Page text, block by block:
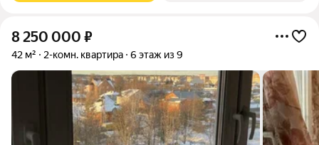
8 250 000 ₽
42 м² 2-комн. квартира 6 этаж из 9